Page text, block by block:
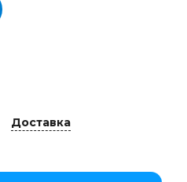
Доставка